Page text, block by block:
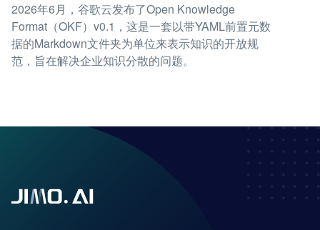
2026年6月，谷歌云发布了Open Knowledge
Format（OKF）v0.1，这是一套以带YAML前置元数
据的Markdown文件夹为单位来表示知识的开放规
范，旨在解决企业知识分散的问题。